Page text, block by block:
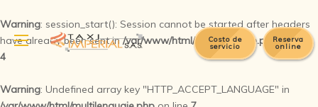
Warning: session_start(): Session cannot be started after headers
have already been sent in/var/www/html/multilenguaje.phpon line
4
Warning: Undefined array key "HTTP_ACCEPT_LANGUAGE" in
Reserva
online
Costo de
servicio